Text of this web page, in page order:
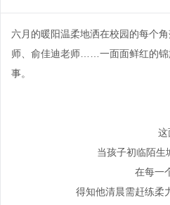
六月的暖阳温柔地洒在校园的每个
师、俞佳迪老师……一面面鲜红的锦
事。
这
当孩子初临陌
在每一
得知他清晨需赶练柔